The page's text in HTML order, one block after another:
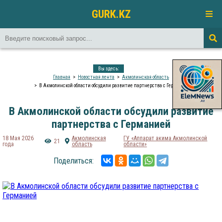
GURK.KZ
Вы здесь:
Главная
Новостная лента
Акмолинская область
В Акмолинской области обсудили развитие партнерства с Германией
В Акмолинской области обсудили развитие
партнерства с Германией
18 Мая 2026
года
21
Акмолинская
область
ГУ «Аппарат акима Акмолинской
области»
Поделиться: